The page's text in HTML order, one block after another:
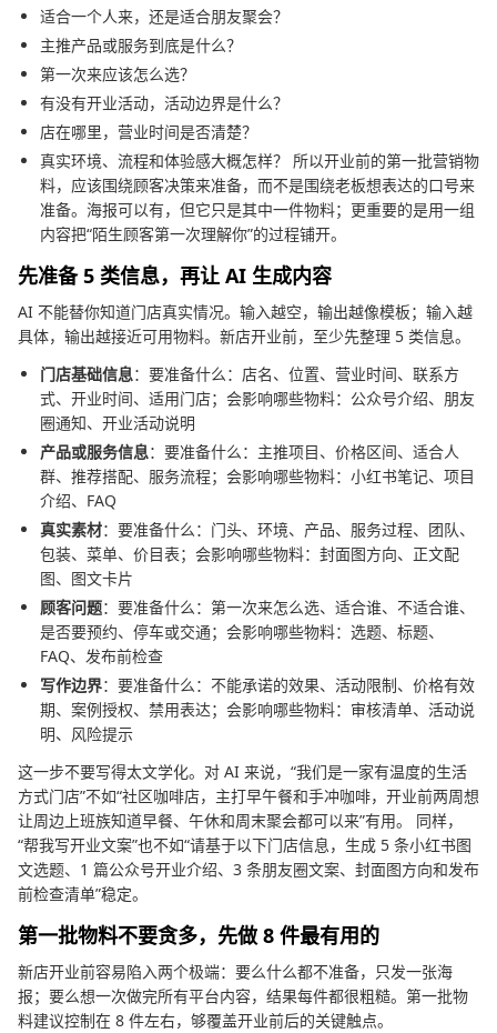
适合一个人来，还是适合朋友聚会？
主推产品或服务到底是什么？
第一次来应该怎么选？
有没有开业活动，活动边界是什么？
店在哪里，营业时间是否清楚？
真实环境、流程和体验感大概怎样？ 所以开业前的第一批营销物
料，应该围绕顾客决策来准备，而不是围绕老板想表达的口号来
准备。海报可以有，但它只是其中一件物料；更重要的是用一组
内容把“陌生顾客第一次理解你”的过程铺开。
先准备 5 类信息，再让 AI 生成内容
AI 不能替你知道门店真实情况。输入越空，输出越像模板；输入越
具体，输出越接近可用物料。新店开业前，至少先整理 5 类信息。
门店基础信息：要准备什么：店名、位置、营业时间、联系方
式、开业时间、适用门店；会影响哪些物料：公众号介绍、朋友
圈通知、开业活动说明
产品或服务信息：要准备什么：主推项目、价格区间、适合人
群、推荐搭配、服务流程；会影响哪些物料：小红书笔记、项目
介绍、FAQ
真实素材：要准备什么：门头、环境、产品、服务过程、团队、
包装、菜单、价目表；会影响哪些物料：封面图方向、正文配
图、图文卡片
顾客问题：要准备什么：第一次来怎么选、适合谁、不适合谁、
是否要预约、停车或交通；会影响哪些物料：选题、标题、
FAQ、发布前检查
写作边界：要准备什么：不能承诺的效果、活动限制、价格有效
期、案例授权、禁用表达；会影响哪些物料：审核清单、活动说
明、风险提示
这一步不要写得太文学化。对 AI 来说，“我们是一家有温度的生活
方式门店”不如“社区咖啡店，主打早午餐和手冲咖啡，开业前两周想
让周边上班族知道早餐、午休和周末聚会都可以来”有用。 同样，
“帮我写开业文案”也不如“请基于以下门店信息，生成 5 条小红书图
文选题、1 篇公众号开业介绍、3 条朋友圈文案、封面图方向和发布
前检查清单”稳定。
第一批物料不要贪多，先做 8 件最有用的
新店开业前容易陷入两个极端：要么什么都不准备，只发一张海
报；要么想一次做完所有平台内容，结果每件都很粗糙。第一批物
料建议控制在 8 件左右，够覆盖开业前后的关键触点。